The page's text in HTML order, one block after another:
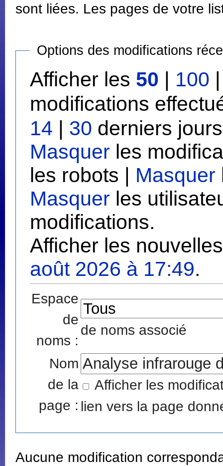
sont liées. Les pages de votre
Options des modifications
Afficher les 50 | 100
modifications
14 | 30 derniers jours
Masquer les
les robots | Masquer
Masquer les
modifications.
Afficher les
août 2026 à 17:49.
Espace
de
noms :
de noms associé
Nom
de la
page :
Afficher les
lien vers la page
Aucune modification